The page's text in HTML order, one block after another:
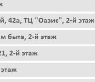
42а, ТЦ "Оазис", 2-й этаж
быта, 2-й этаж
2-й этаж